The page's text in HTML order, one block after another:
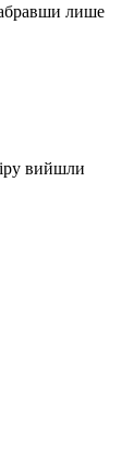
лише
вийшли